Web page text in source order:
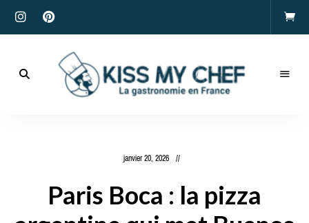
janvier 20, 2026
Paris Boca : la pizza